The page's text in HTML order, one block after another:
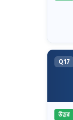
Q17
উত্তর